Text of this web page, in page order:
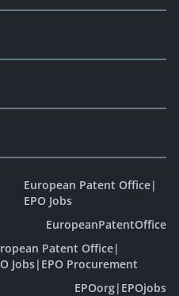
European Patent Office|
EPO Jobs
EuropeanPatentOffice
Patent Office|
Jobs| EPO Procurement
EPOorg| EPOjobs